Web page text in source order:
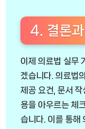
4. 결론
이제 의료법 실무
겠습니다. 의료법
제공 요건, 문서 작
용을 아우르는 체
습니다. 이를 통해